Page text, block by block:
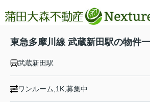
東急多摩川線 武蔵新田駅の物件
武蔵新田駅
ワンルーム,1K,募集中